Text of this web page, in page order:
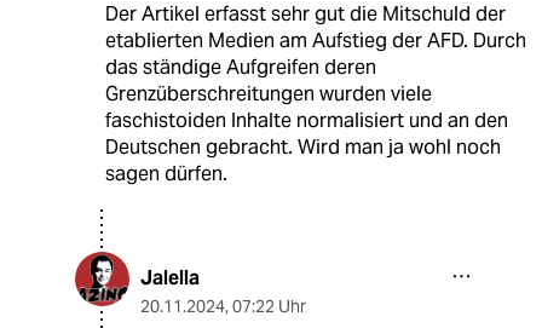
Der Artikel erfasst sehr gut die Mitschuld der
etablierten Medien am Aufstieg der AFD. Durch
das ständige Aufgreifen deren
Grenzüberschreitungen wurden viele
faschistoiden Inhalte normalisiert und an den
Deutschen gebracht. Wird man ja wohl noch
sagen dürfen.
Jalella
20.11.2024, 07:22 Uhr